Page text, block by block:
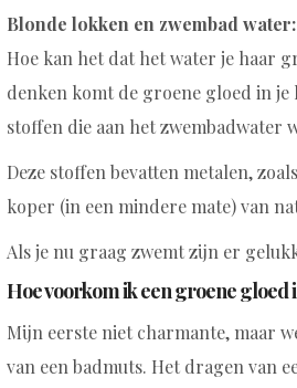
Blonde lokken en zwembad water:
Hoe kan het dat het water je haar
denken komt de groene gloed in
stoffen die aan het zwembadwater
Deze stoffen bevatten metalen,
koper (in een mindere mate) van
Als je nu graag zwemt zijn er
Hoe voorkom ik een groene
Mijn eerste niet charmante, maar
van een badmuts. Het dragen van